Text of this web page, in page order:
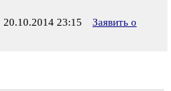
20.10.2014 23:15
Заявить о